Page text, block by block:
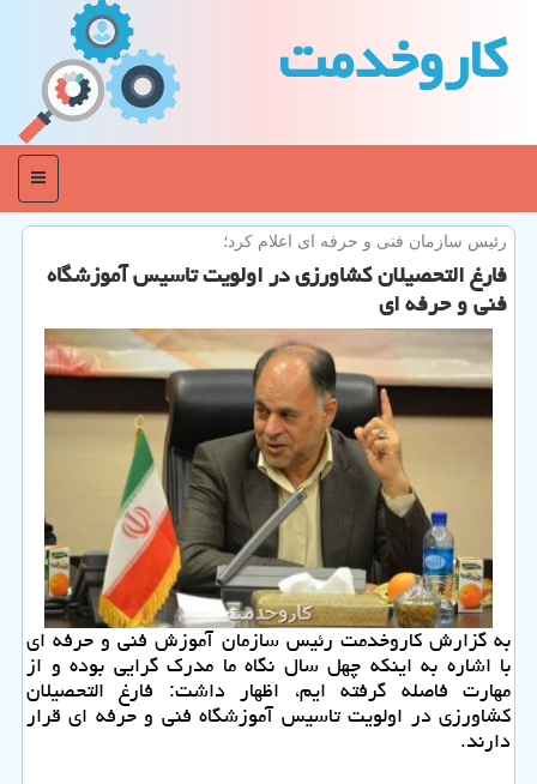
كاروخدمت
منو
رئیس سازمان فنی و حرفه ای اعلام كرد؛
فارغ التحصیلان كشاورزی در اولویت تاسیس آموزشگاه
فنی و حرفه ای
به گزارش كاروخدمت رئیس سازمان آموزش فنی و حرفه ای
با اشاره به اینكه چهل سال نگاه ما مدرك گرایی بوده و از
مهارت فاصله گرفته ایم، اظهار داشت: فارغ التحصیلان
كشاورزی در اولویت تاسیس آموزشگاه فنی و حرفه ای قرار
دارند.